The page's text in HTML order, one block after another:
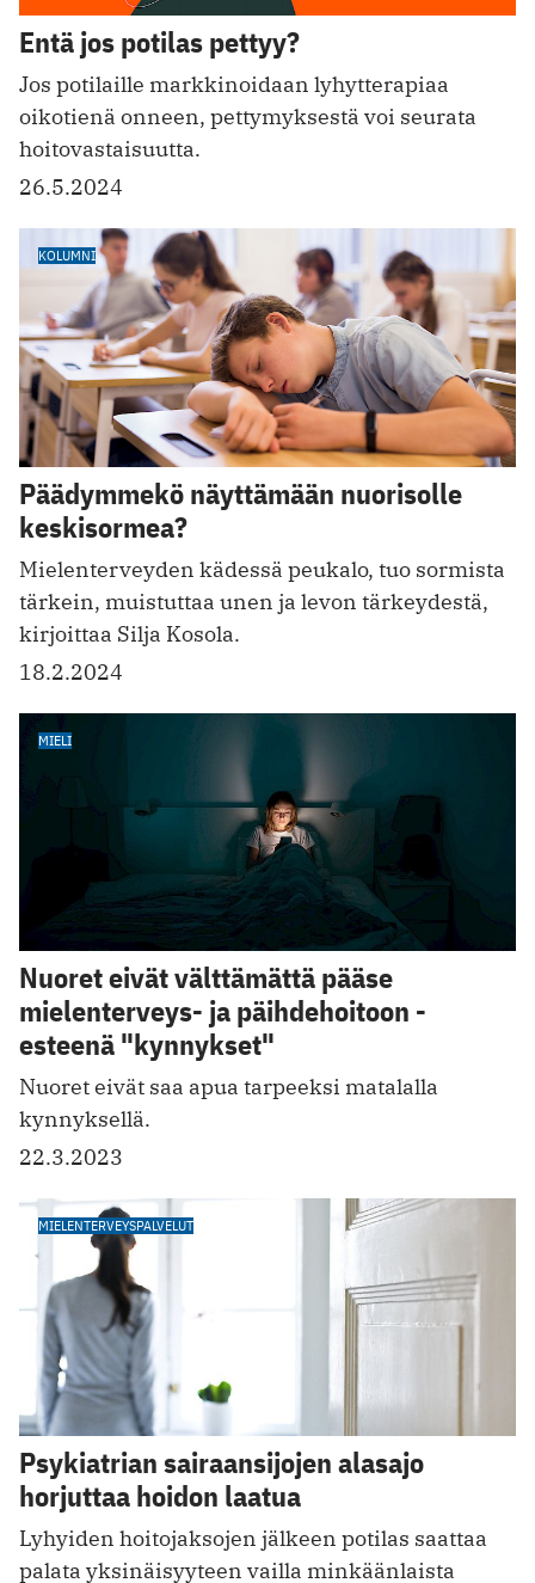
Entä jos potilas pettyy?
Jos potilaille markkinoidaan lyhytterapiaa
oikotienä onneen, pettymyksestä voi seurata
hoitovastaisuutta.
26.5.2024
KOLUMNI
Päädymmekö näyttämään nuorisolle
keskisormea?
Mielenterveyden kädessä peukalo, tuo sormista
tärkein, muistuttaa unen ja levon tärkeydestä,
kirjoittaa Silja Kosola.
18.2.2024
MIELI
Nuoret eivät välttämättä pääse
mielenterveys- ja päihdehoitoon -
esteenä "kynnykset"
Nuoret eivät saa apua tarpeeksi matalalla
kynnyksellä.
22.3.2023
MIELENTERVEYSPALVELUT
Psykiatrian sairaansijojen alasajo
horjuttaa hoidon laatua
Lyhyiden hoitojaksojen jälkeen potilas ­saattaa
palata yksinäisyyteen vailla minkäänlaista